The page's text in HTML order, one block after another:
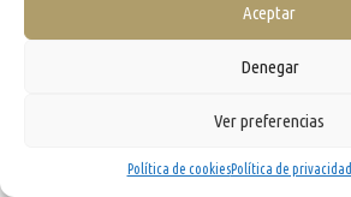
Aceptar
Denegar
Ver preferencias
Política de cookiesPolítica de privacidad